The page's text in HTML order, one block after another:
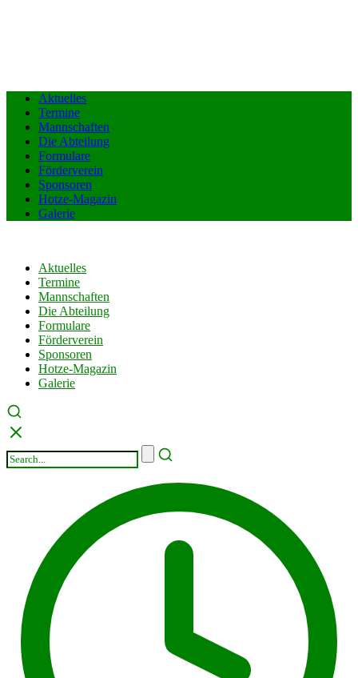
Aktuelles
Termine
Mannschaften
Die Abteilung
Formulare
Förderverein
Sponsoren
Hotze-Magazin
Galerie
Aktuelles
Termine
Mannschaften
Die Abteilung
Formulare
Förderverein
Sponsoren
Hotze-Magazin
Galerie